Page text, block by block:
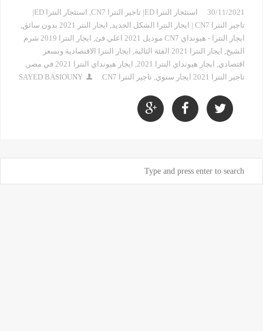
30/11/2021 استئجار النترا ED| تاجير النترا CN7 ,
استئجار النترا ED|
تاجير النترا CN7 | ايجار النترا الشكل الجديد
, ايجار النتر 2021 بدون سائق
,
ايجار النترا - هيونداي CN7 موديل 2021 اعلي فئ
,
ايجار النترا 2019 شرم
الشيخ, ايجار النترا 2021 الفئة الثالية , ايجار النترا الاقتصادية وبسعر
اقتصادي, ايجار هيونداي النترا 2021 , ايجار هيونداي النترا 2021 في مصر
,
تاجير النترا 2021 ايجار سنوي
, تاجير النترا CN7 SAYED BASIOUNY